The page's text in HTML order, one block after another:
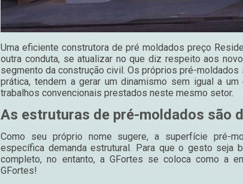
Uma eficiente construtora de pré moldados preço
outra conduta, se atualizar no que diz respeito aos
segmento da construção civil. Os próprios pré-moldados
prática, tendem a gerar um dinamismo sem igual a
trabalhos convencionais prestados neste mesmo setor.
As estruturas de pré-moldados são
Como seu próprio nome sugere, a superfície pré-
específica demanda estrutural. Para que o gesto seja
completo, no entanto, a GFortes se coloca como a
GFortes!